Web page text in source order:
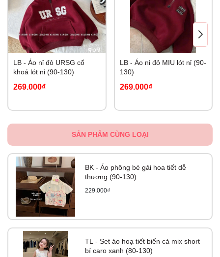
LB - Áo nỉ đỏ URSG cổ
khoá lót nỉ (90-130)
269.000₫
LB - Áo nỉ đỏ MIU lót nỉ (90-
130)
269.000₫
SẢN PHẨM CÙNG LOẠI
BK - Áo phông bé gái hoa tiết dễ
thương (90-130)
229.000₫
TL - Set áo hoạ tiết biển cả mix short
bí caro xanh (80-130)